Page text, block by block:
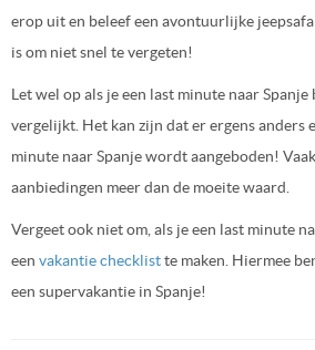
erop uit en beleef een avontuurlijke
is om niet snel te vergeten!
Let wel op als je een last minute naar
vergelijkt. Het kan zijn dat er ergens anders
minute naar Spanje wordt aangeboden!
aanbiedingen meer dan de moeite waard.
Vergeet ook niet om, als je een last minute
een vakantie checklistte maken. Hiermee
een supervakantie in Spanje!